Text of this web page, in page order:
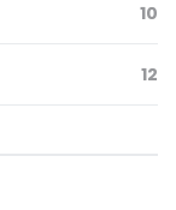
10
12